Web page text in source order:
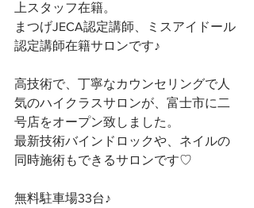
上スタッフ在籍。
まつげJECA認定講師、ミスアイドール
認定講師在籍サロンです♪
高技術で、丁寧なカウンセリングで人
気のハイクラスサロンが、富士市に二
号店をオープン致しました。
最新技術バインドロックや、ネイルの
同時施術もできるサロンです♡
無料駐車場33台♪